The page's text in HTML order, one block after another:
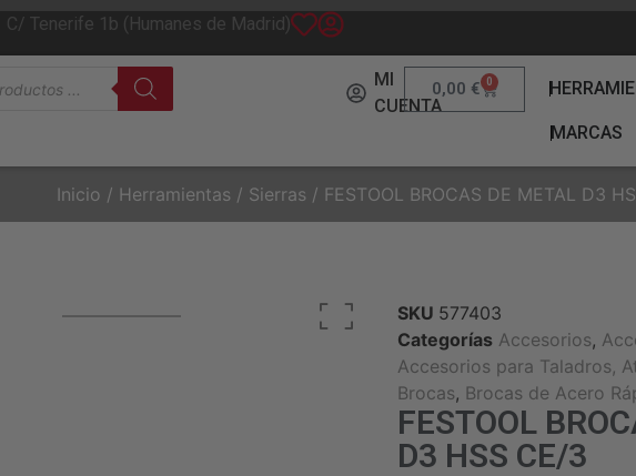
C/ Tenerife 1b (Humanes de Madrid)
MI
CUENTA
0,00 € 0
MARCAS
Inicio / Herramientas / Sierras / FESTOOL BROCAS DE METAL D3
SKU 577403
Categorías Accesorios,
Accesorios para Taladros,
Brocas, Brocas de Acero
FESTOOL
D3 HSS CE/3